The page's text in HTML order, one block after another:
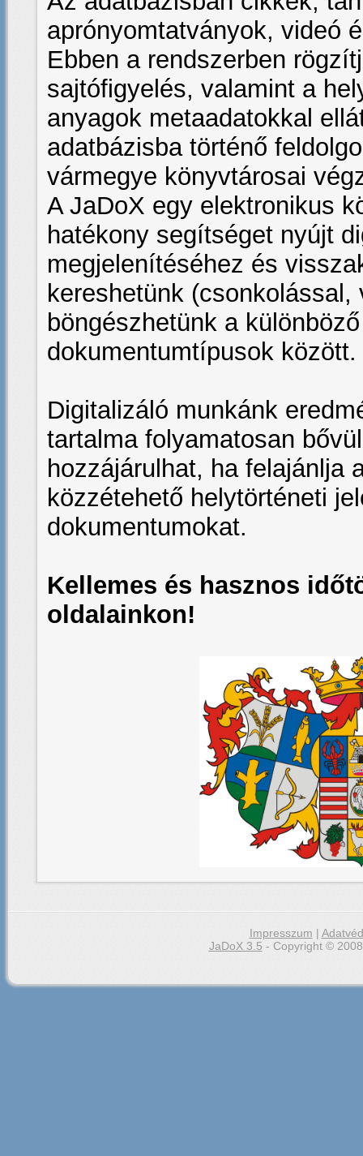
aprónyomtatványok, videó
Ebben a rendszerben
sajtófigyelés, valamint a
anyagok metaadatokkal
adatbázisba történő
vármegye könyvtárosai
A JaDoX egy elektronikus
hatékony segítséget nyújt
megjelenítéséhez és
kereshetünk (csonkolással,
böngészhetünk a
dokumentumtípusok között.
Digitalizáló munkánk
tartalma folyamatosan
hozzájárulhat, ha felajánlja
közzétehető helytörténeti
dokumentumokat.
Kellemes és hasznos
oldalainkon!
Impresszum |
JaDoX 3.5 - Copyright ©